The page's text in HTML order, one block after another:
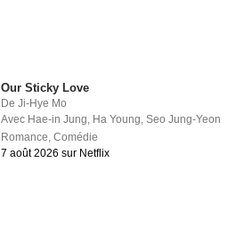
Our Sticky Love
DeJi-Hye Mo
Avec Hae-in Jung Ha Young ,Seo Jung-Yeon
Romance ,Comédie
7 août 2026 sur Netflix